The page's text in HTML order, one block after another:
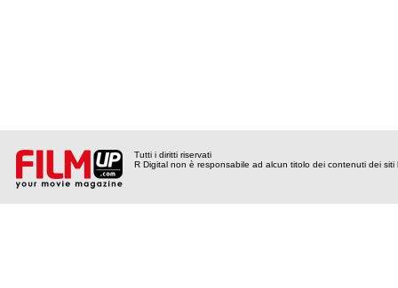
Tutti i diritti riservati
R Digital non è responsabile ad alcun titolo dei contenuti dei siti